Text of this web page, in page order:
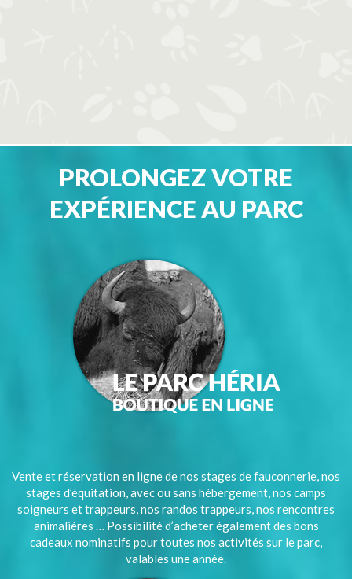
PROLONGEZ VOTRE
EXPÉRIENCE AU PARC
Vente et réservation en ligne de nos stages de fauconnerie, nos
stages d’équitation, avec ou sans hébergement, nos camps
soigneurs et trappeurs, nos randos trappeurs, nos rencontres
animalières … Possibilité d’acheter également des bons
cadeaux nominatifs pour toutes nos activités sur le parc,
valables une année.